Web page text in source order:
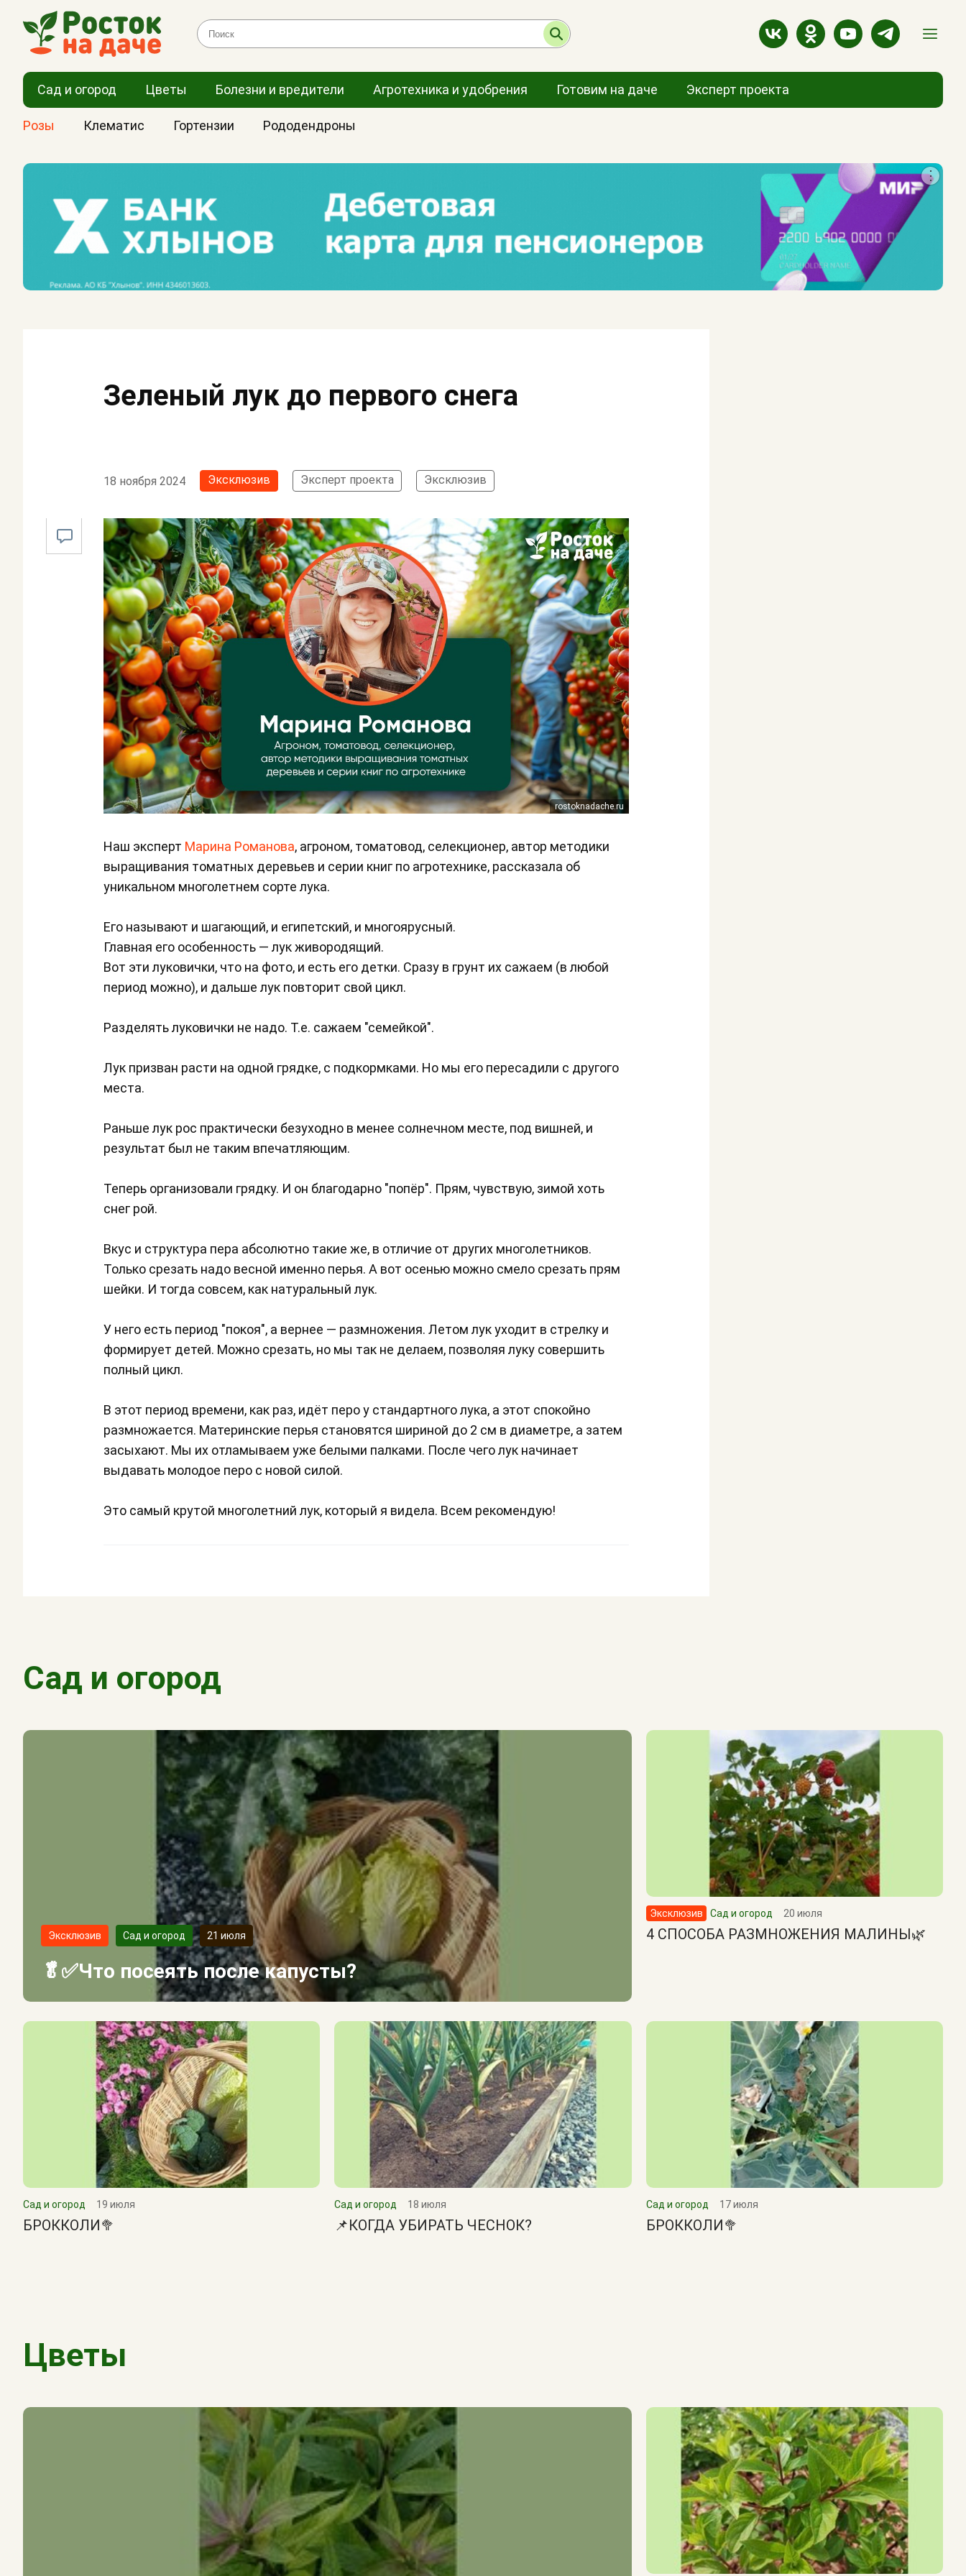
Сад и огород Цветы Болезни и вредители Агротехника и удобрения Готовим на даче Эксперт проекта
Розы Клематис Гортензии Рододендроны
Зеленый лук до первого снега
18 ноября 2024 Эксклюзив Эксперт проекта Эксклюзив
rostoknadache.ru
Наш эксперт Марина Романова, агроном, томатовод, селекционер, автор методики
выращивания томатных деревьев и серии книг по агротехнике, рассказала об
уникальном многолетнем сорте лука.
Его называют и шагающий, и египетский, и многоярусный.
Главная его особенность — лук живородящий.
Вот эти луковички, что на фото, и есть его детки. Сразу в грунт их сажаем (в любой
период можно), и дальше лук повторит свой цикл.
Разделять луковички не надо. Т.е. сажаем "семейкой".
Лук призван расти на одной грядке, с подкормками. Но мы его пересадили с другого
места.
Раньше лук рос практически безуходно в менее солнечном месте, под вишней, и
результат был не таким впечатляющим.
Теперь организовали грядку. И он благодарно "попёр". Прям, чувствую, зимой хоть
снег рой.
Вкус и структура пера абсолютно такие же, в отличие от других многолетников.
Только срезать надо весной именно перья. А вот осенью можно смело срезать прям
шейки. И тогда совсем, как натуральный лук.
У него есть период "покоя", а вернее — размножения. Летом лук уходит в стрелку и
формирует детей. Можно срезать, но мы так не делаем, позволяя луку совершить
полный цикл.
В этот период времени, как раз, идёт перо у стандартного лука, а этот спокойно
размножается. Материнские перья становятся шириной до 2 см в диаметре, а затем
засыхают. Мы их отламываем уже белыми палками. После чего лук начинает
выдавать молодое перо с новой силой.
Это самый крутой многолетний лук, который я видела. Всем рекомендую!
Сад и огород
Эксклюзив Сад и огород 21 июля
🥬✅Что посеять после капусты?
Эксклюзив Сад и огород 20 июля
4 СПОСОБА РАЗМНОЖЕНИЯ МАЛИНЫ🌿
Сад и огород 19 июля
БРОККОЛИ🥦
Сад и огород 18 июля
📌КОГДА УБИРАТЬ ЧЕСНОК?
Сад и огород 17 июля
БРОККОЛИ🥦
Цветы